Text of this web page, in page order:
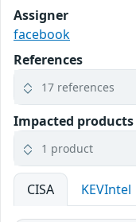
Assigner
facebook
References
17 references
Impacted products
1 product
CISA KEVIntel